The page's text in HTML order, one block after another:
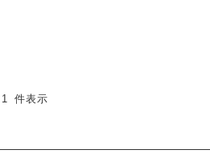
1 件表示